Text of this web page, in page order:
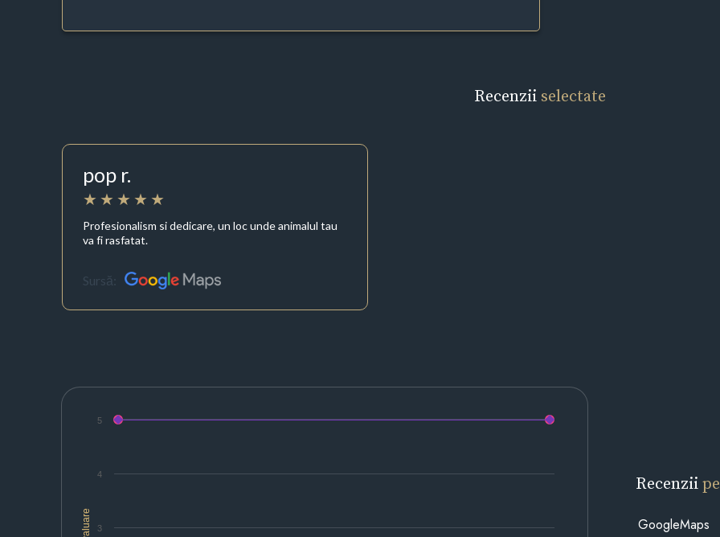
Recenzii selectate
pop r.
Profesionalism si dedicare, un loc unde animalul tau
va fi rasfatat.
Sursă:
Evaluare 3
4
5
Recenzii
GoogleMaps